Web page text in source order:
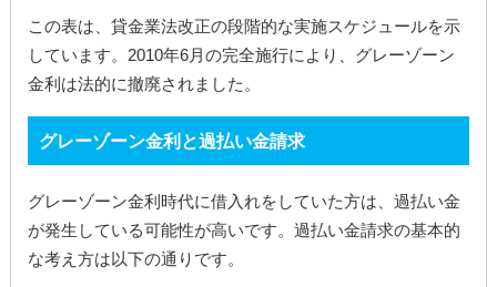
この表は、貸金業法改正の段階的な実施スケジュールを示
しています。2010年6月の完全施行により、グレーゾーン
金利は法的に撤廃されました。
グレーゾーン金利と過払い金請求
グレーゾーン金利時代に借入れをしていた方は、過払い金
が発生している可能性が高いです。過払い金請求の基本的
な考え方は以下の通りです。